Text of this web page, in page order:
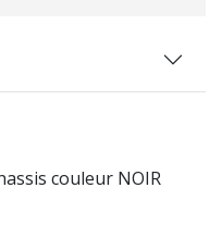
couleur NOIR